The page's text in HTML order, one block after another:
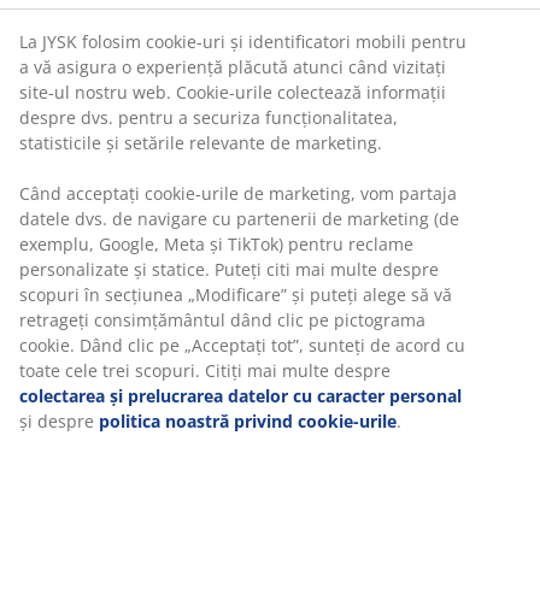
Unitate de stoc: 6892144
Specificații
Recenzii
(6)
Livrare
Vă personalizăm experiența
La JYSK folosim cookie-uri și identificatori mobili pentru a
vă asigura o experiență plăcută atunci când vizitați site-ul
nostru web. Cookie-urile colectează informații despre dvs.
pentru a securiza funcționalitatea, statisticile și setările
relevante de marketing.
Când acceptați cookie-urile de marketing, vom partaja
datele dvs. de navigare cu partenerii de marketing (de
exemplu, Google, Meta și TikTok) pentru reclame
personalizate și statice. Puteți citi mai multe despre
scopuri în secțiunea „Modificare” și puteți alege să vă
retrageți consimțământul dând clic pe pictograma cookie.
Dând clic pe „Acceptați tot”, sunteți de acord cu toate cele